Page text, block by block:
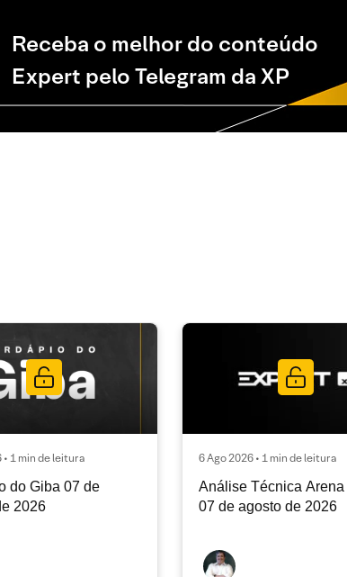
Receba o melhor do conteúdo
Expert pelo Telegram da XP
• 1 min de leitura
do Giba 07 de
2026
6 Ago 2026 • 1 min de leitura
Análise Técnica Arena
07 de agosto de 2026